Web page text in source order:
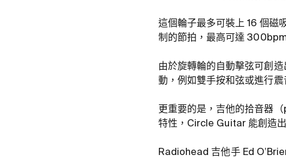
這個輪子最多可裝上 16 個磁
制的節拍，最高可達 300bpm
由於旋轉輪的自動擊弦可創
動，例如雙手按和弦或進行
更重要的是，吉他的拾音器
特性，Circle Guitar 能創造
Radiohead 吉他手 Ed